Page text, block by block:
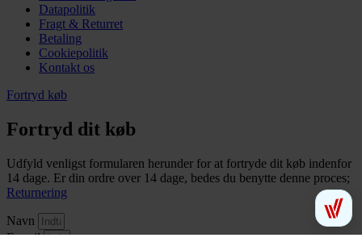
Datapolitik
Fragt & Returret
Betaling
Cookiepolitik
Kontakt os
Fortryd køb
Fortryd dit køb
Udfyld venligst formularen herunder for at fortryde dit køb indenfor
14 dage. Er din ordre over 14 dage, bedes du benytte denne proces;
Returnering
Navn
E-mail